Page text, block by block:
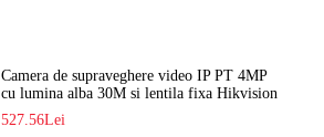
Camera de supraveghere video IP PT 4MP
cu lumina alba 30M si lentila fixa Hikvision
DS-2DE2C400SCG-E F1
527.56Lei